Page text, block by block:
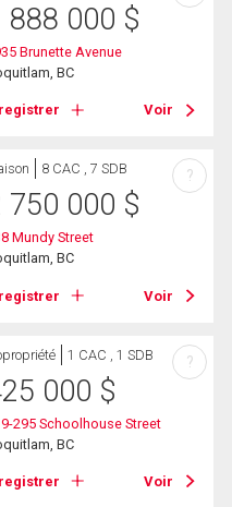
888 000 $
Brunette Avenue
BC
Voir
8 CAC , 7 SDB
750 000 $
Mundy Street
BC
Voir
?
1 CAC , 1 SDB
000 $
295 Schoolhouse Street
BC
Voir
?